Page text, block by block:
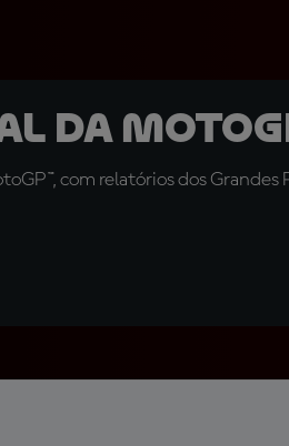
com relatórios dos Grandes